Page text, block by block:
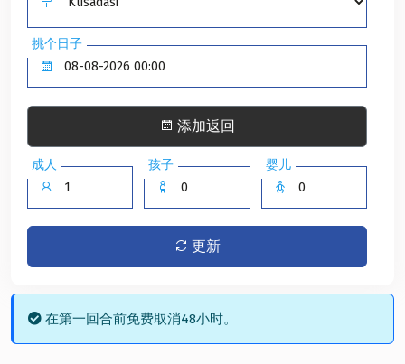
挑个日子
添加返回
成人 孩子 婴儿
更新
在第一回合前免费取消48小时。